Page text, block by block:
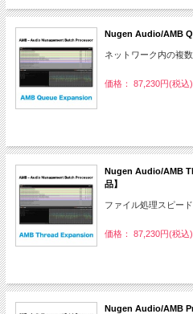
Nugen Audio/AMB
ネットワーク内の複
価格： 87,230円(税込)
Nugen Audio/AMB
品】
ファイル処理スピー
価格： 87,230円(税込)
Nugen Audio/AMB